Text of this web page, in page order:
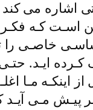
اشاره می
اسـت کـه
خاصـی را
کـرده ایـد.
از اینکـه مـا
پیـش مـی